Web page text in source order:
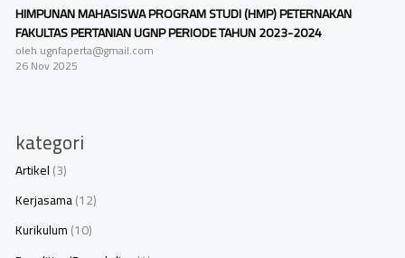
HIMPUNAN MAHASISWA PROGRAM STUDI (HMP) PETERNAKAN
FAKULTAS PERTANIAN UGNP PERIODE TAHUN 2023-2024
oleh ugnfaperta@gmail.com
26 Nov 2025
kategori
Artikel(3)
Kerjasama(12)
Kurikulum(10)